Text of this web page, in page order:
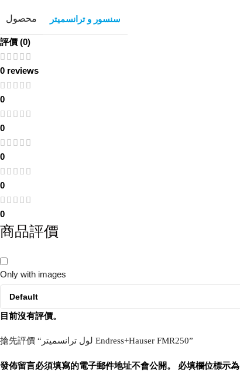
محصول سنسور و ترانسمیتر
評價 (0)
0 reviews
0
0
0
0
0
商品評價
Only with images
目前沒有評價。
搶先評價 “لول ترانسمیتر Endress+Hauser FMR250”
發佈留言必須填寫的電子郵件地址不會公開。 必填欄位標示為